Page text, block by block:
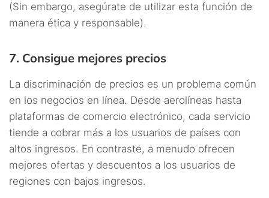
(Sin embargo, asegúrate de utilizar esta función de
manera ética y responsable).
7. Consigue mejores precios
La discriminación de precios es un problema común
en los negocios en línea. Desde aerolíneas hasta
plataformas de comercio electrónico, cada servicio
tiende a cobrar más a los usuarios de países con
altos ingresos. En contraste, a menudo ofrecen
mejores ofertas y descuentos a los usuarios de
regiones con bajos ingresos.